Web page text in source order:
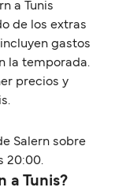
a Tunis
de los extras
gastos
la temporada.
precios y
Salern sobre
20:00.
a Tunis?